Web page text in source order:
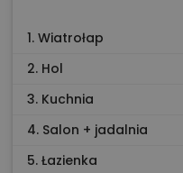
1. Wiatrołap
2. Hol
3. Kuchnia
4. Salon + jadalnia
5. Łazienka